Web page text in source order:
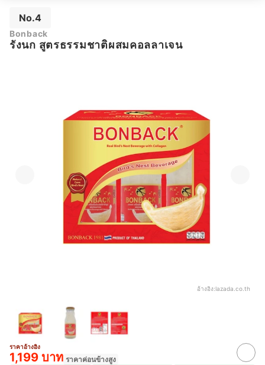
No.4
Bonback
รังนก สูตรธรรมชาติผสมคอลลาเจน
อ้างอิง:lazada.co.th
ราคาอ้างอิง
1,199 บาท ราคาค่อนข้างสูง